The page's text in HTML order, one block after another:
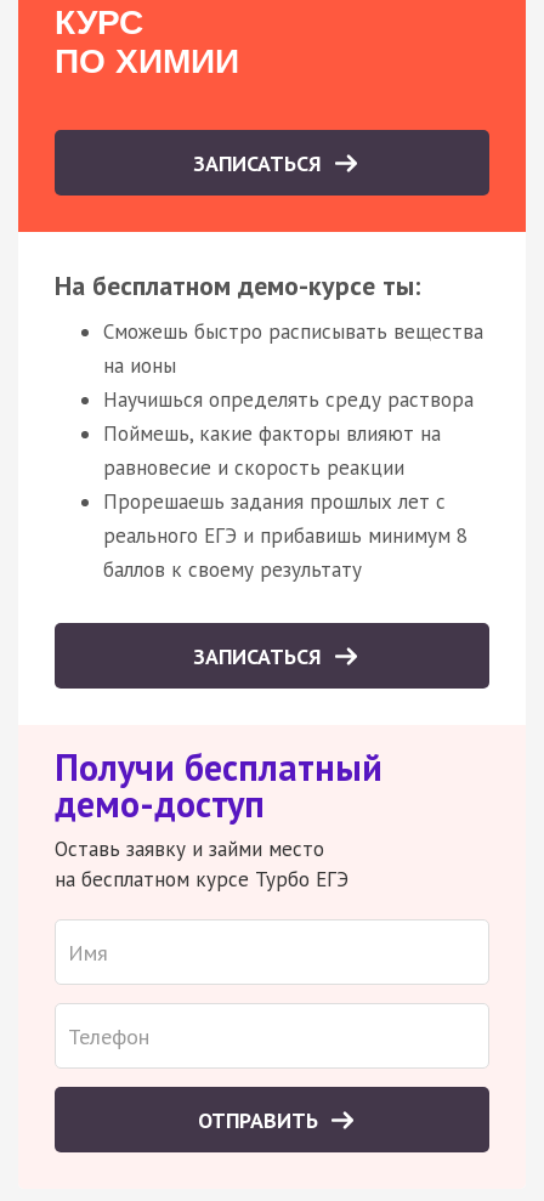
КУРС
ПО ХИМИИ
ЗАПИСАТЬСЯ
На бесплатном демо-курсе ты:
Сможешь быстро расписывать вещества
на ионы
Научишься определять среду раствора
Поймешь, какие факторы влияют на
равновесие и скорость реакции
Прорешаешь задания прошлых лет с
реального ЕГЭ и прибавишь минимум 8
баллов к своему результату
ЗАПИСАТЬСЯ
Получи бесплатный
демо-доступ
Оставь заявку и займи место
на бесплатном курсе Турбо ЕГЭ
ОТПРАВИТЬ